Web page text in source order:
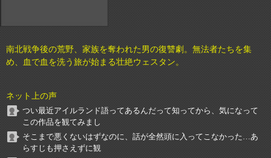
南北戦争後の荒野、家族を奪われた男の復讐劇。無法者たちを集
め、血で血を洗う旅が始まる壮絶ウェスタン。
ネット上の声
つい最近アイルランド語ってあるんだって知ってから、気になって
この作品を観てみまし
そこまで悪くないはずなのに、話が全然頭に入ってこなかった…あ
らすじも押さえずに観